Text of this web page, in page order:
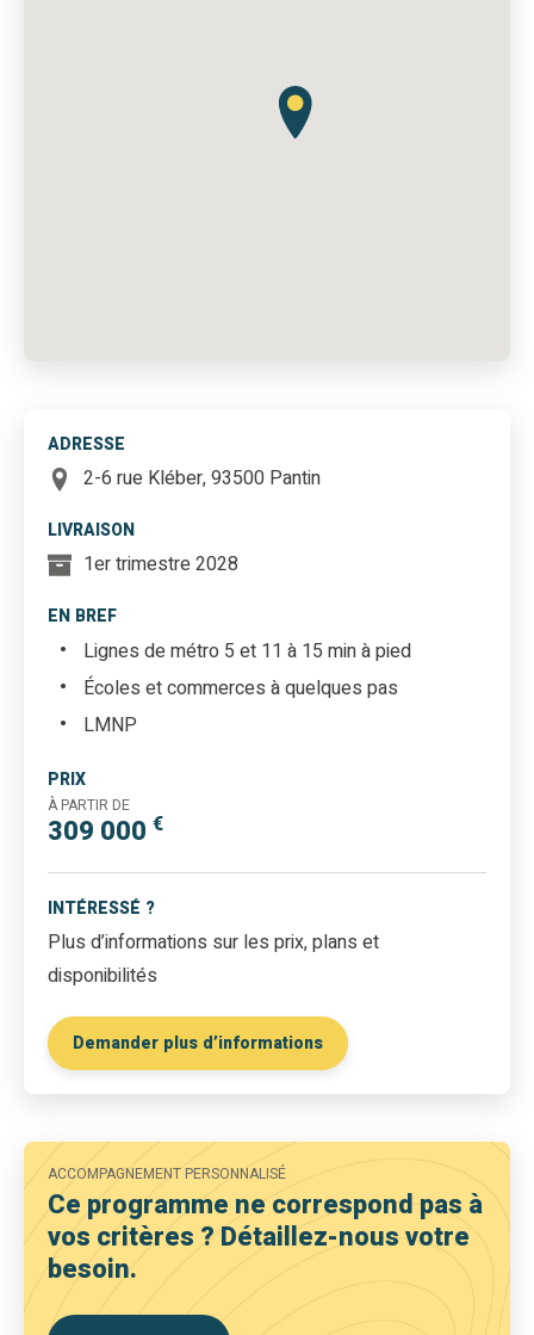
ADRESSE
2-6 rue Kléber, 93500 Pantin
LIVRAISON
1er trimestre 2028
EN BREF
Lignes de métro 5 et 11 à 15 min à pied
Écoles et commerces à quelques pas
LMNP
PRIX
À PARTIR DE
309 000 €
INTÉRESSÉ ?
Plus d’informations sur les prix, plans et
disponibilités
Demander plus d’informations
ACCOMPAGNEMENT PERSONNALISÉ
Ce programme ne correspond pas à
vos critères ? Détaillez-nous votre
besoin.